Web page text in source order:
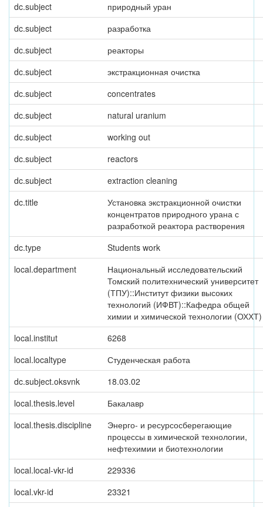
dc.subject
природный уран
dc.subject
разработка
dc.subject
реакторы
dc.subject
экстракционная очистка
dc.subject
concentrates
dc.subject
natural uranium
dc.subject
working out
dc.subject
reactors
dc.subject
extraction cleaning
dc.title
Установка экстракционной очистки
концентратов природного урана с
разработкой реактора растворения
dc.type
Students work
local.department
Национальный исследовательский
Томский политехнический университет
(ТПУ)::Институт физики высоких
технологий (ИФВТ)::Кафедра общей
химии и химической технологии (ОХХТ)
local.institut
6268
local.localtype
Студенческая работа
dc.subject.oksvnk
18.03.02
local.thesis.level
Бакалавр
local.thesis.discipline
Энерго- и ресурсосберегающие
процессы в химической технологии,
нефтехимии и биотехнологии
local.local-vkr-id
229336
local.vkr-id
23321